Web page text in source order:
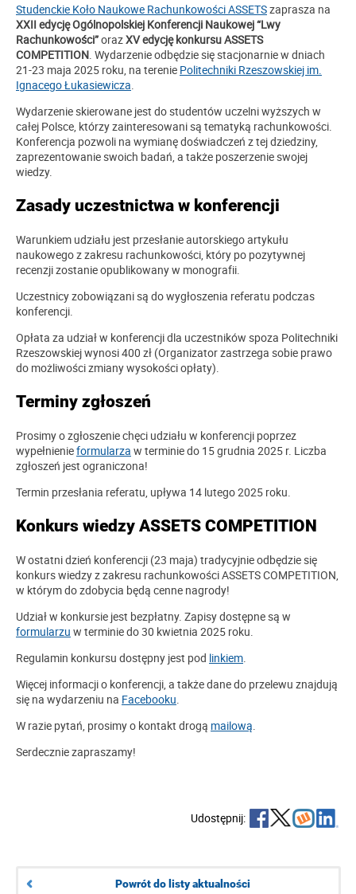
Studenckie Koło Naukowe Rachunkowości ASSETSzaprasza na
XXII edycję Ogólnopolskiej Konferencji Naukowej “Lwy
Rachunkowości”orazXV edycję konkursu ASSETS
COMPETITION . Wydarzenie odbędzie się stacjonarnie w dniach
21-23 maja 2025 roku, na terenie Politechniki Rzeszowskiej im.
Ignacego Łukasiewicza
Wydarzenie skierowane jest do studentów uczelni wyższych w
całej Polsce, którzy zainteresowani są tematyką rachunkowości.
Konferencja pozwoli na wymianę doświadczeń z tej dziedziny,
zaprezentowanie swoich badań, a także poszerzenie swojej
wiedzy.
Zasady uczestnictwa w konferencji
Warunkiem udziału jest przesłanie autorskiego artykułu
naukowego z zakresu rachunkowości, który po pozytywnej
recenzji zostanie opublikowany w monografii.
Uczestnicy zobowiązani są do wygłoszenia referatu podczas
konferencji.
Opłata za udział w konferencji dla uczestników spoza Politechniki
Rzeszowskiej wynosi 400 zł (Organizator zastrzega sobie prawo
do możliwości zmiany wysokości opłaty).
Terminy zgłoszeń
Prosimy o zgłoszenie chęci udziału w konferencji poprzez
wypełnienieformularza w terminie do 15 grudnia 2025 r. Liczba
zgłoszeń jest ograniczona!
Termin przesłania referatu, upływa 14 lutego 2025 roku.
Konkurs wiedzy ASSETS COMPETITION
W ostatni dzień konferencji (23 maja) tradycyjnie odbędzie się
konkurs wiedzy z zakresu rachunkowości ASSETS COMPETITION,
w którym do zdobycia będą cenne nagrody!
Udział w konkursie jest bezpłatny. Zapisy dostępne są w
formularzu w terminie do 30 kwietnia 2025 roku.
Regulamin konkursu dostępny jest pod linkiem
Więcej informacji o konferencji, a także dane do przelewu znajdują
się na wydarzeniu na Facebooku
W razie pytań, prosimy o kontakt drogą mailową
Serdecznie zapraszamy!
Udostępnij:
Powrót do listy aktualności